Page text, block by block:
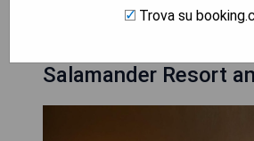
Salamander Resort
Trova su